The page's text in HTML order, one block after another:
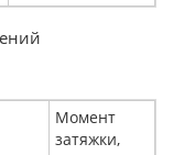
Момент
затяжки,